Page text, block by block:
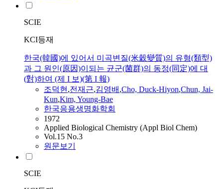
SCIE
KCI등재
한국(韓國)에 있어서 미곡변질(米穀變質)의 유형(類型)
과 그 원인(原因)이되는 균군(菌群)의 동정(同定)에 대
(對)하여 (제 I 보)(第 I 報)
조덕현,전재근,김영배 ,Cho, Duck-Hiyon,Chun, Jai-
Kun,Kim, Young-Bae
한국응용생명화학회
1972
Applied Biological Chemistry (Appl Biol Chem)
Vol.15 No.3
원문보기
SCIE